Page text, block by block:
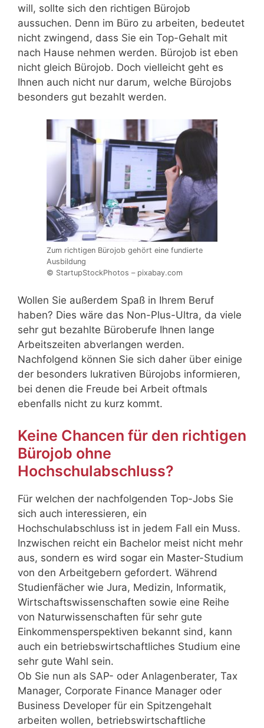
will, sollte sich den richtigen Bürojob
aussuchen. Denn im Büro zu arbeiten, bedeutet
nicht zwingend, dass Sie ein Top-Gehalt mit
nach Hause nehmen werden. Bürojob ist eben
nicht gleich Bürojob. Doch vielleicht geht es
Ihnen auch nicht nur darum, welche Bürojobs
besonders gut bezahlt werden.
Zum richtigen Bürojob gehört eine fundierte
Ausbildung
© StartupStockPhotos – pixabay.com
Wollen Sie außerdem Spaß in Ihrem Beruf
haben? Dies wäre das Non-Plus-Ultra, da viele
sehr gut bezahlte Büroberufe Ihnen lange
Arbeitszeiten abverlangen werden.
Nachfolgend können Sie sich daher über einige
der besonders lukrativen Bürojobs informieren,
bei denen die Freude bei Arbeit oftmals
ebenfalls nicht zu kurz kommt.
Keine Chancen für den richtigen
Bürojob ohne
Hochschulabschluss?
Für welchen der nachfolgenden Top-Jobs Sie
sich auch interessieren, ein
Hochschulabschluss ist in jedem Fall ein Muss.
Inzwischen reicht ein Bachelor meist nicht mehr
aus, sondern es wird sogar ein Master-Studium
von den Arbeitgebern gefordert. Während
Studienfächer wie Jura, Medizin, Informatik,
Wirtschaftswissenschaften sowie eine Reihe
von Naturwissenschaften für sehr gute
Einkommensperspektiven bekannt sind, kann
auch ein betriebswirtschaftliches Studium eine
sehr gute Wahl sein.
Ob Sie nun als SAP- oder Anlagenberater, Tax
Manager, Corporate Finance Manager oder
Business Developer für ein Spitzengehalt
arbeiten wollen, betriebswirtschaftliche